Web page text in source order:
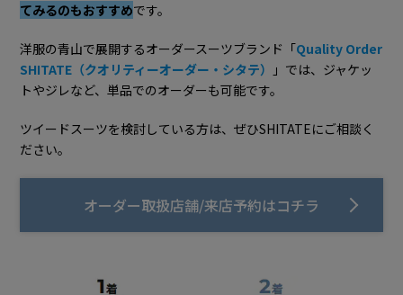
てみるのもおすすめです。
洋服の青山で展開するオーダースーツブランド「Quality Order
SHITATE（クオリティーオーダー・シタテ）
」では、ジャケッ
トやジレなど、単品でのオーダーも可能です。
ツイードスーツを検討している方は、ぜひSHITATEにご相談く
ださい。
オーダー取扱店舗/来店予約はコチラ